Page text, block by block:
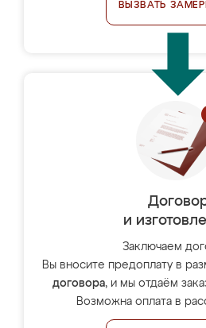
ВЫЗВАТЬ
и
Заключаем
Вы вносите предоплату в
договора, и мы отдаём
Возможна оплата в